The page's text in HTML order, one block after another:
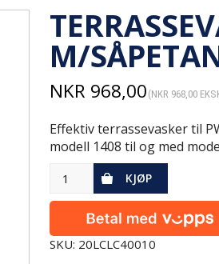
M/
NKR 968,00 (NKR 968,00
Effektiv terrassevasker til
modell 1408 til og med
KJØP
SKU: 20LCLC40010